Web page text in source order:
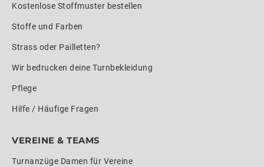
Kostenlose Stoffmuster bestellen
Stoffe und Farben
Strass oder Pailletten?
Wir bedrucken deine Turnbekleidung
Pflege
Hilfe / Häufige Fragen
VEREINE & TEAMS
Turnanzüge Damen für Vereine